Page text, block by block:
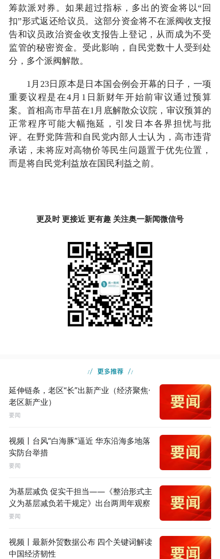
筹款派对券。如果超过指标，多出的资金将以“回
扣”形式返还给议员。这部分资金将不在派阀收支报
告和议员政治资金收支报告上登记，从而成为不受
监管的秘密资金。受此影响，自民党数十人受到处
分，多个派阀解散。
1月23日原本是日本国会例会开幕的日子，一项
重要议程是在4月1日新财年开始前审议通过预算
案。首相高市早苗在1月底解散众议院，审议预算的
正常程序可能大幅拖延，引发日本各界担忧与批
评。在野党阵营和自民党内部人士认为，高市违背
承诺，未将应对高物价等民生问题置于优先位置，
而是将自民党利益放在国民利益之前。
更及时 更接近 更有趣 关注奥一新闻微信号
延伸链条，老区“长”出新产业（经济聚焦·
老区新产业）
要闻
视频丨台风“白海豚”逼近 华东沿海多地落
实防台举措
要闻
为基层减负 促实干担当——《整治形式主
义为基层减负若干规定》出台两周年观察
要闻
视频丨最新外贸数据公布 四个关键词解读
中国经济韧性